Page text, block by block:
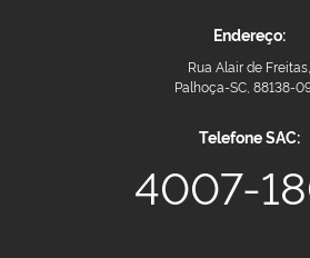
Endereço:
Rua Alair de Freitas,
Palhoça-SC, 88138-
Telefone SAC:
4007-